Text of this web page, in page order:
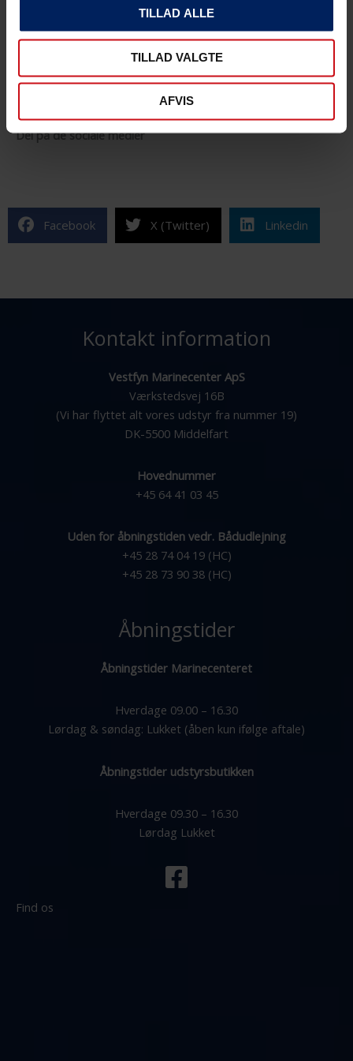
TILLAD ALLE
TILLAD VALGTE
AFVIS
timeløn DKK 600 inkl. moms per time for rengøring.
Lejeperiode pr. dag: 0900-2100
KONTAKT OS FOR YDERLIGERE INFORMATIONER
Del på de sociale medier
Facebook X (Twitter) Linkedin
Kontakt information
Vestfyn Marinecenter ApS
Værkstedsvej 16B
(Vi har flyttet alt vores udstyr fra nummer 19)
DK-5500 Middelfart
Hovednummer
+45 64 41 03 45
Uden for åbningstiden vedr. Bådudlejning
+45 28 74 04 19 (HC)
+45 28 73 90 38 (HC)
Åbningstider
Åbningstider Marinecenteret
Hverdage 09.00 – 16.30
Lørdag & søndag: Lukket (åben kun ifølge aftale)
Åbningstider udstyrsbutikken
Hverdage 09.30 – 16.30
Lørdag Lukket
Find os